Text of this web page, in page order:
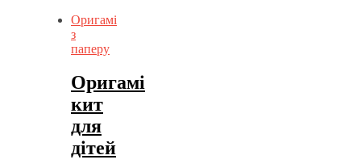
Оригамі
з
паперу
Оригамі
кит
для
дітей